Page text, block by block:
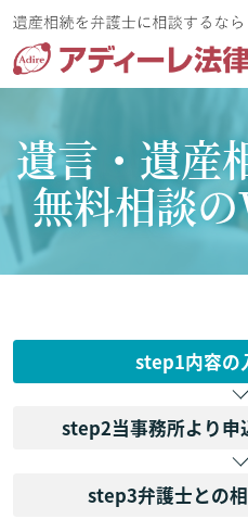
遺言・遺産
無料相談
step1内容の
step2当事務所より
step3弁護士との